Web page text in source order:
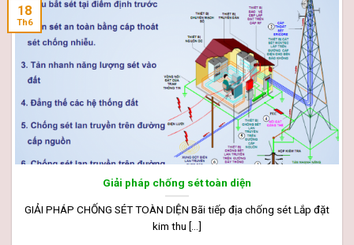
Giải pháp chống sét toàn diện
GIẢI PHÁP CHỐNG SÉT TOÀN DIỆN Bãi tiếp địa chống sét Lắp đặt
kim thu [...]
18
Th6